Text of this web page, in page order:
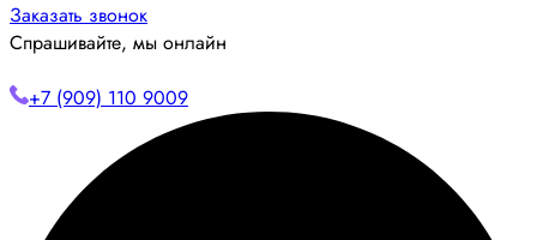
Заказать звонок
Спрашивайте, мы онлайн
+7 (909) 110 9009